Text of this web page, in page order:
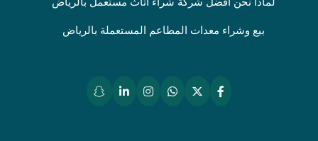
بيع وشراء معدات المطاعم المستعملة بالرياض